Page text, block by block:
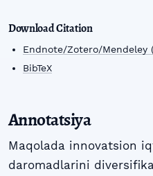
Download Citation
Endnote/Zotero/Mendeley
BibTeX
Annotatsiya
Maqolada innovatsion
daromadlarini